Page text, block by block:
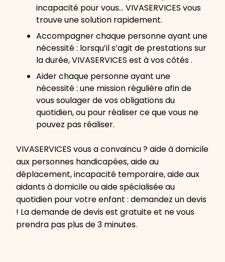
incapacité pour vous… VIVASERVICES vous
trouve une solution rapidement.
Accompagner chaque personne ayant une
nécessité : lorsqu’il s’agit de prestations sur
la durée, VIVASERVICES est à vos côtés .
Aider chaque personne ayant une
nécessité : une mission régulière afin de
vous soulager de vos obligations du
quotidien, ou pour réaliser ce que vous ne
pouvez pas réaliser.
VIVASERVICES vous a convaincu ? aide à domicile
aux personnes handicapées, aide au
déplacement, incapacité temporaire, aide aux
aidants à domicile ou aide spécialisée au
quotidien pour votre enfant : demandez un devis
! La demande de devis est gratuite et ne vous
prendra pas plus de 3 minutes.